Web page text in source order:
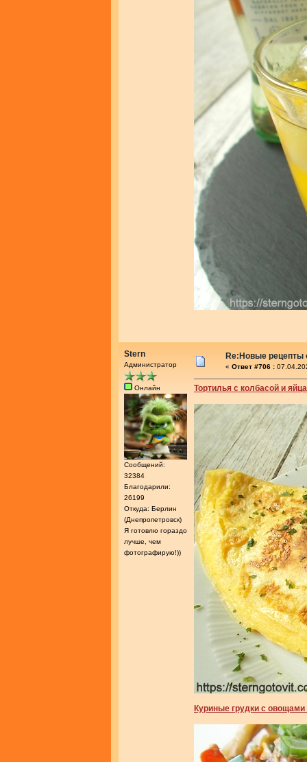
Stern
Администратор
Онлайн
Сообщений:
32384
Благодарили:
26199
Откуда: Берлин
(Днепропетровск)
Я готовлю гораздо
лучше, чем
фотографирую!))
Re:Новые рецепты
« Ответ #706 :
Тортилья с колбасой и
Куриные грудки с